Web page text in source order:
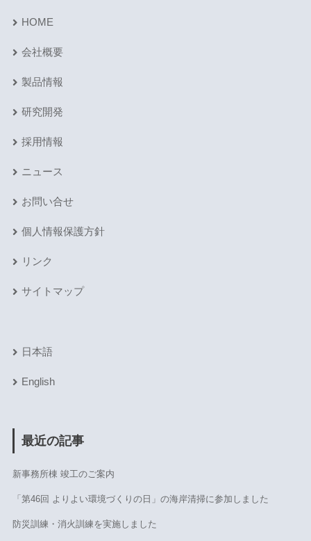
HOME
会社概要
製品情報
研究開発
採用情報
ニュース
お問い合せ
個人情報保護方針
リンク
サイトマップ
日本語
English
最近の記事
新事務所棟 竣工のご案内
「第46回 よりよい環境づくりの日」の海岸清掃に参加しました
防災訓練・消火訓練を実施しました